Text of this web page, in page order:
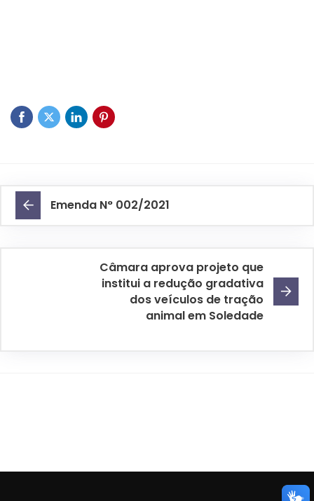
Emenda N° 002/2021
Câmara aprova projeto que
institui a redução gradativa
dos veículos de tração
animal em Soledade